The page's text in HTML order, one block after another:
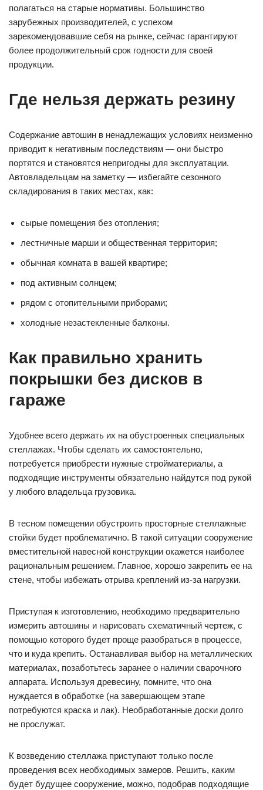
полагаться на старые нормативы. Большинство
зарубежных производителей, с успехом
зарекомендовавшие себя на рынке, сейчас гарантируют
более продолжительный срок годности для своей
продукции.
Где нельзя держать резину
Содержание автошин в ненадлежащих условиях неизменно
приводит к негативным последствиям — они быстро
портятся и становятся непригодны для эксплуатации.
Автовладельцам на заметку — избегайте сезонного
складирования в таких местах, как:
сырые помещения без отопления;
лестничные марши и общественная территория;
обычная комната в вашей квартире;
под активным солнцем;
рядом с отопительными приборами;
холодные незастекленные балконы.
Как правильно хранить
покрышки без дисков в
гараже
Удобнее всего держать их на обустроенных специальных
стеллажах. Чтобы сделать их самостоятельно,
потребуется приобрести нужные стройматериалы, а
подходящие инструменты обязательно найдутся под рукой
у любого владельца грузовика.
В тесном помещении обустроить просторные стеллажные
стойки будет проблематично. В такой ситуации сооружение
вместительной навесной конструкции окажется наиболее
рациональным решением. Главное, хорошо закрепить ее на
стене, чтобы избежать отрыва креплений из-за нагрузки.
Приступая к изготовлению, необходимо предварительно
измерить автошины и нарисовать схематичный чертеж, с
помощью которого будет проще разобраться в процессе,
что и куда крепить. Останавливая выбор на металлических
материалах, позаботьтесь заранее о наличии сварочного
аппарата. Используя древесину, помните, что она
нуждается в обработке (на завершающем этапе
потребуются краска и лак). Необработанные доски долго
не прослужат.
К возведению стеллажа приступают только после
проведения всех необходимых замеров. Решить, каким
будет будущее сооружение, можно, подобрав подходящие